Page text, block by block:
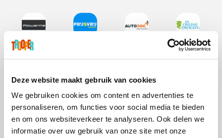
Deze website maakt gebruik van cookies
We gebruiken cookies om content en advertenties te
personaliseren, om functies voor social media te bieden
en om ons websiteverkeer te analyseren. Ook delen we
informatie over uw gebruik van onze site met onze
Rowenta De Online Drogist
Vidaxl Lampenlicht.be Plopsa